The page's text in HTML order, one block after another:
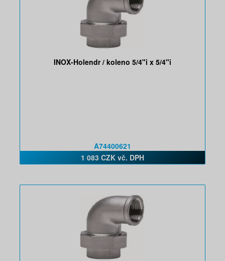
INOX-Holendr / koleno 5/4"i x 5/4"i
A74400621
1 083 CZK vč. DPH